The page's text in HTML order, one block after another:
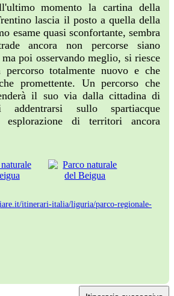
momento la cartina della
lascia il posto a quella della
esame quasi sconfortante, sembra
ancora non percorse siano
poi osservando meglio, si riesce
totalmente nuovo e che
promettente. Un percorso che
il suo via dalla cittadina di
sullo spartiacque
esplorazione di territori ancora
itinerari-italia/liguria/parco-regionale-